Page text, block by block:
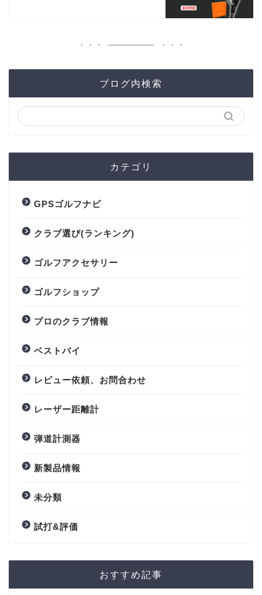
ブログ内検索
カテゴリ
GPSゴルフナビ
クラブ選び(ランキング)
ゴルフアクセサリー
ゴルフショップ
プロのクラブ情報
ベストバイ
レビュー依頼、お問合わせ
レーザー距離計
弾道計測器
新製品情報
未分類
試打&評価
おすすめ記事